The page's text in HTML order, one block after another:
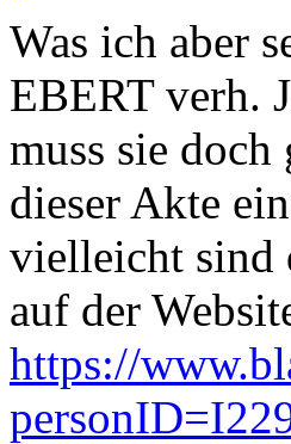
Was ich aber
EBERT verh.
muss sie
dieser Akte
vielleicht sind
auf der
https://